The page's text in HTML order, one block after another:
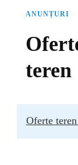
ANUNȚURI
teren
Oferte